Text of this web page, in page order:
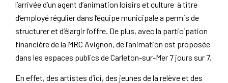
l’arrivée d’un agent d’animation loisirs et culture à titre
d’employé régulier dans l’équipe municipale a permis de
structurer et d’élargir l’offre. De plus, avec la participation
financière de la MRC Avignon, de l’animation est proposée
dans les espaces publics de Carleton-sur-Mer 7 jours sur 7.
En effet, des artistes d’ici, des jeunes de la relève et des